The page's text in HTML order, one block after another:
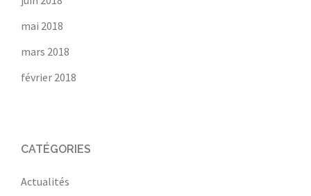
mai 2018
mars 2018
février 2018
CATÉGORIES
Actualités